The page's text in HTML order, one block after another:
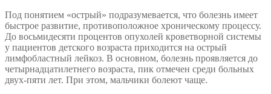
Под понятием «острый» подразумевается, что болезнь имеет
быстрое развитие, противоположное хроническому процессу.
До восьмидесяти процентов опухолей кроветворной системы
у пациентов детского возраста приходится на острый
лимфобластный лейкоз. В основном, болезнь проявляется до
четырнадцатилетнего возраста, пик отмечен среди больных
двух-пяти лет. При этом, мальчики болеют чаще.